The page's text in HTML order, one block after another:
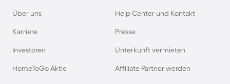
Über uns
Karriere
Investoren
HomeToGo Aktie
Help Center und Kontakt
Presse
Unterkunft vermieten
Affiliate Partner werden